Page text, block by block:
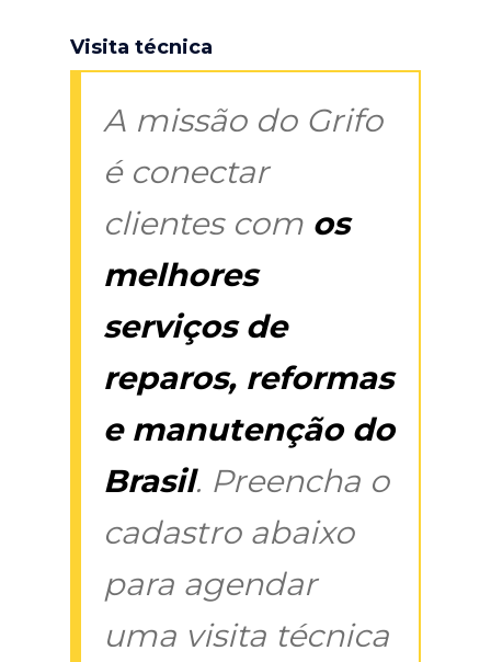
Visita técnica
A missão do Grifo
é conectar
clientes com os
melhores
serviços de
reparos, reformas
e manutenção do
Brasil. Preencha o
cadastro abaixo
para agendar
uma visita técnica